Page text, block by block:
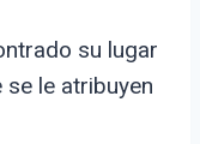
su lugar
se le atribuyen